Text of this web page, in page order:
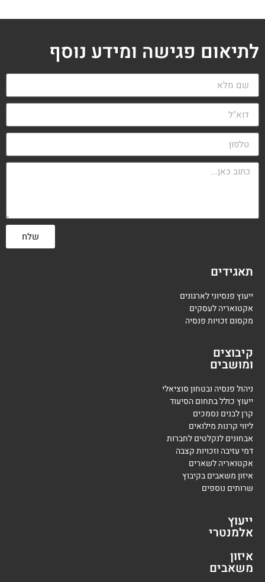
לתיאום פגישה ומידע נוסף
שלח
תאגידים
ייעוץ פנסיוני לארגונים
אקטואריה לעסקים
מקסום זכויות פנסיה
קיבוצים
ומושבים
ניהול פנסיה ובטחון סוציאלי
ייעוץ כולל בתחום הסיעוד
קרן לבנים נסמכים
ליווי קרנות מילואים
אבחונים לנקלטים לחברות
דמי עזיבה וזכויות קצבה
אקטואריה לשארים
איזון משאבים בקיבוץ
שרותים נוספים
ייעוץ
אלמנטרי
איזון
משאבים